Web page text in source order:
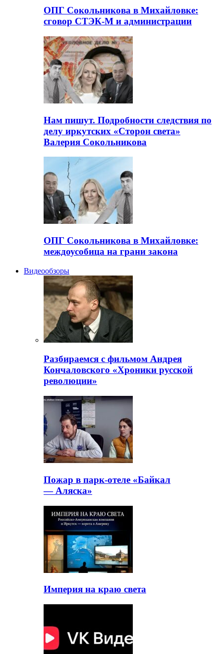
ОПГ Сокольникова в Михайловке:
сговор СТЭК-М и администрации
Нам пишут. Подробности следствия по
делу иркутских «Сторон света»
Валерия Сокольникова
ОПГ Сокольникова в Михайловке:
междоусобица на грани закона
Видеообзоры
Разбираемся с фильмом Андрея
Кончаловского «Хроники русской
революции»
Пожар в парк-отеле «Байкал
— Аляска»
Империя на краю света